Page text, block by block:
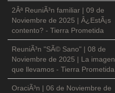
2Âª ReuniÃ³n familiar | 09 de
Noviembre de 2025 | Â¿EstÃ¡s
contento? - Tierra Prometida
ReuniÃ³n "SÃ© Sano" | 08 de
Noviembre de 2025 | La imagen
que llevamos - Tierra Prometida
OraciÃ³n | 06 de Noviembre de